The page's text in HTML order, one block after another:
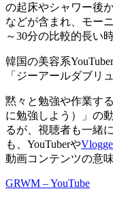
の起床やシャワー後
などが含まれ、モー
～30分の比較的長い
韓国の美容系
「ジーアールダブリ
黙々と勉強や作業す
に勉強しよう）」の
るが、視聴者も一緒
も、YouTuberや
動画コンテンツの意
GRWM – YouTube